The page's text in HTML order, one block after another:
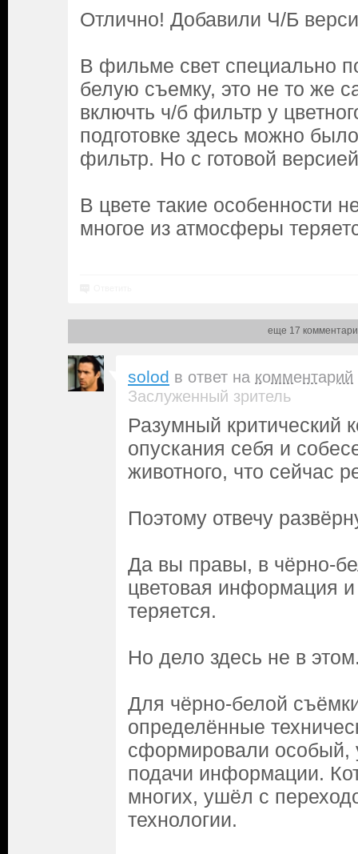
Отлично! Добавили Ч/Б
В фильме свет специально
белую съемку, это не то же
включть ч/б фильтр у
подготовке здесь можно
фильтр. Но с готовой
В цвете такие особенности
многое из атмосферы
еще 17
solod в ответ на комментарий
Заслуженный зритель
Разумный критический
опускания себя и
животного, что сейчас
Поэтому отвечу
Да вы правы, в чёрно-
цветовая информация
теряется.
Но дело здесь не в
Для чёрно-белой
определённые
сформировали особый,
подачи информации.
многих, ушёл с
технологии.